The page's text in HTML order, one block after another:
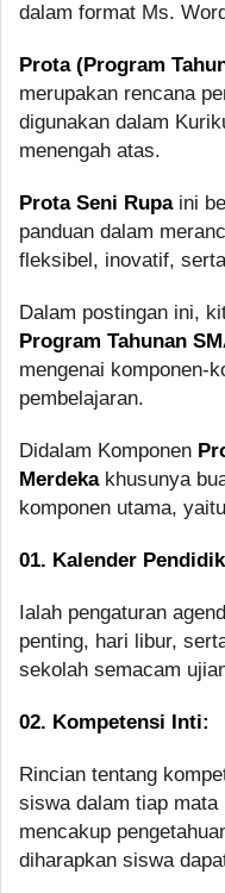
dalam format Ms.
Prota (Program
merupakan rencana
digunakan dalam
menengah atas.
Prota Seni Rupaini
panduan dalam
fleksibel, inovatif,
Dalam postingan ini,
Program Tahunan
mengenai komponen-
pembelajaran.
Didalam Komponen
Merdekakhusunya
komponen utama,
01. Kalender
Ialah pengaturan
penting, hari libur,
sekolah semacam
02. Kompetensi Inti:
Rincian tentang
siswa dalam tiap
mencakup
diharapkan siswa